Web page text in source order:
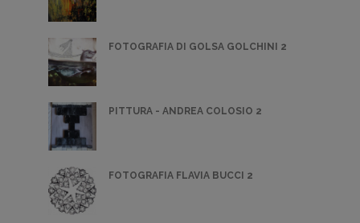
FOTOGRAFIA DI GOLSA GOLCHINI 2
PITTURA - ANDREA COLOSIO 2
FOTOGRAFIA FLAVIA BUCCI 2